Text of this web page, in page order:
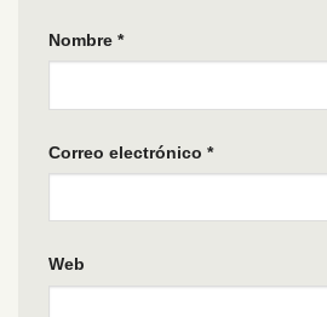
Nombre *
Correo electrónico *
Web